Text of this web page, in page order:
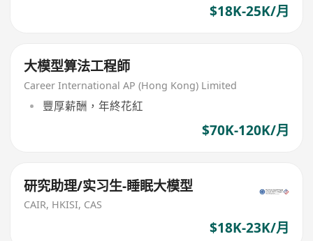
$18K-25K/月
大模型算法工程師
Career International AP (Hong Kong) Limited
豐厚薪酬，年終花紅
$70K-120K/月
研究助理/实习生-睡眠大模型
CAIR, HKISI, CAS
$18K-23K/月